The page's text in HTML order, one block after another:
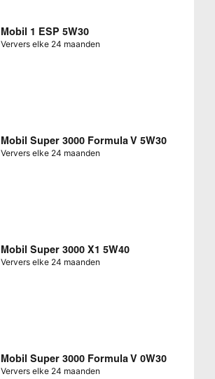
Mobil 1 ESP 5W30
Ververs elke 24 maanden
Mobil Super 3000 Formula V 5W30
Ververs elke 24 maanden
Mobil Super 3000 X1 5W40
Ververs elke 24 maanden
Mobil Super 3000 Formula V 0W30
Ververs elke 24 maanden